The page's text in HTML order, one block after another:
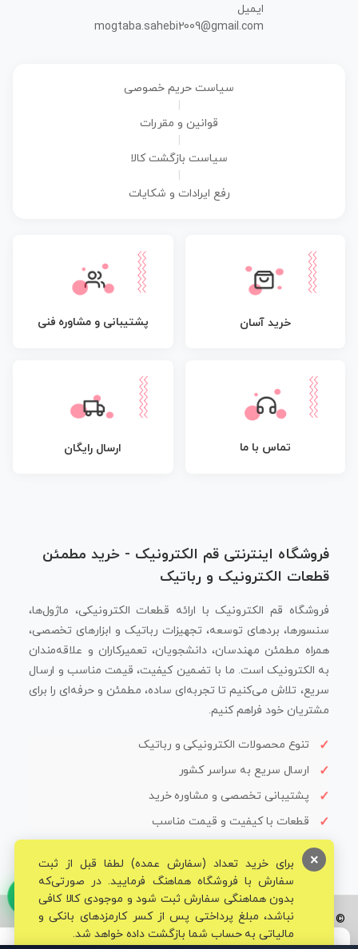
ایمیل
mogtaba.sahebi2009@gmail.com
سیاست حریم خصوصی
قوانین و مقررات
سیاست بازگشت کالا
رفع ایرادات و شکایات
خرید آسان پشتیبانی و مشاوره فنی
تماس با ما ارسال رایگان
فروشگاه اینترنتی قم الکترونیک - خرید مطمئن
قطعات الکترونیک و رباتیک
فروشگاه قم الکترونیک با ارائه قطعات الکترونیکی، ماژول‌ها،
سنسورها، بردهای توسعه، تجهیزات رباتیک و ابزارهای تخصصی،
همراه مطمئن مهندسان، دانشجویان، تعمیرکاران و علاقه‌مندان
به الکترونیک است. ما با تضمین کیفیت، قیمت مناسب و ارسال
سریع، تلاش می‌کنیم تا تجربه‌ای ساده، مطمئن و حرفه‌ای را برای
مشتریان خود فراهم کنیم.
تنوع محصولات الکترونیکی و رباتیک
ارسال سریع به سراسر کشور
پشتیبانی تخصصی و مشاوره خرید
قطعات با کیفیت و قیمت مناسب
© تمامی حقوق برای فروشگاه تخصصی قم الکترونیک محفوظ می‌باشد.
برای خرید تعداد (سفارش عمده) لطفا قبل از ثبت
سفارش با فروشگاه هماهنگ فرمایید. در صورتی‌که
بدون هماهنگی سفارش ثبت شود و موجودی کالا کافی
نباشد، مبلغ پرداختی پس از کسر کارمزدهای بانکی و
مالیاتی به حساب شما بازگشت داده خواهد شد.
×